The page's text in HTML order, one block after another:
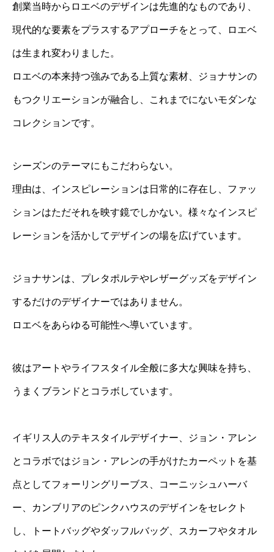
創業当時からロエベのデザインは先進的なものであり、
現代的な要素をプラスするアプローチをとって、ロエベ
は生まれ変わりました。
ロエベの本来持つ強みである上質な素材、ジョナサンの
もつクリエーションが融合し、これまでにないモダンな
コレクションです。
シーズンのテーマにもこだわらない。
理由は、インスピレーションは日常的に存在し、ファッ
ションはただそれを映す鏡でしかない。様々なインスピ
レーションを活かしてデザインの場を広げています。
ジョナサンは、プレタポルテやレザーグッズをデザイン
するだけのデザイナーではありません。
ロエベをあらゆる可能性へ導いています。
彼はアートやライフスタイル全般に多大な興味を持ち、
うまくブランドとコラボしています。
イギリス人のテキスタイルデザイナー、ジョン・アレン
とコラボではジョン・アレンの手がけたカーペットを基
点としてフォーリングリーブス、コーニッシュハーバ
ー、カンブリアのピンクハウスのデザインをセレクト
し、トートバッグやダッフルバッグ、スカーフやタオル